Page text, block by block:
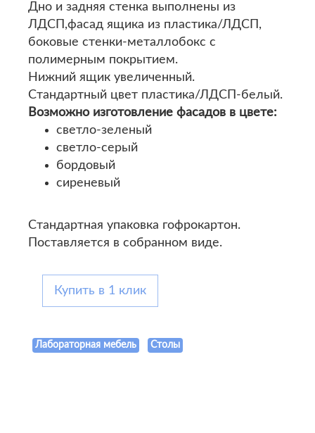
Дно и задняя стенка выполнены из
ЛДСП,фасад ящика из пластика/ЛДСП,
боковые стенки-металлобокс с
полимерным покрытием.
Нижний ящик увеличенный.
Стандартный цвет пластика/ЛДСП-белый.
Возможно изготовление фасадов в цвете:
светло-зеленый
светло-серый
бордовый
сиреневый
Стандартная упаковка гофрокартон.
Поставляется в собранном виде.
Купить в 1 клик
Лабораторная мебель Столы